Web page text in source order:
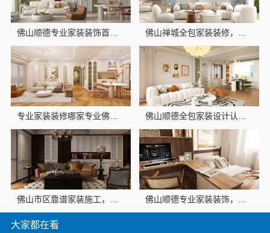
佛山顺德专业家装装饰首选佛山市雅居美家建筑装饰工程有限公司
专业家装装修哪家专业佛山市雅居美家建筑装饰工程有限公司来帮您
大家都在看